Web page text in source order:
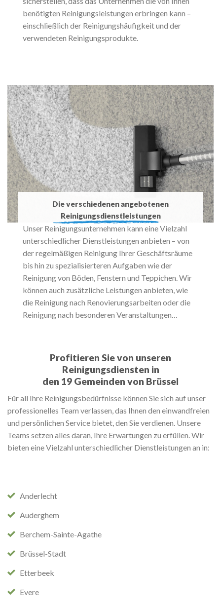
benötigten Reinigungsleistungen erbringen kann –
einschließlich der Reinigungshäufigkeit und der
verwendeten Reinigungsprodukte.
Die verschiedenen angebotenen
Reinigungsdienstleistungen
Unser Reinigungsunternehmen kann eine Vielzahl
unterschiedlicher Dienstleistungen anbieten – von
der regelmäßigen Reinigung Ihrer Geschäftsräume
bis hin zu spezialisierteren Aufgaben wie der
Reinigung von Böden, Fenstern und Teppichen. Wir
können auch zusätzliche Leistungen anbieten, wie
die Reinigung nach Renovierungsarbeiten oder die
Reinigung nach besonderen Veranstaltungen…
Profitieren Sie von unseren
Reinigungsdiensten in
den 19 Gemeinden von Brüssel
Für all Ihre Reinigungsbedürfnisse können Sie sich auf unser
professionelles Team verlassen, das Ihnen den einwandfreien
und persönlichen Service bietet, den Sie verdienen. Unsere
Teams setzen alles daran, Ihre Erwartungen zu erfüllen. Wir
bieten eine Vielzahl unterschiedlicher Dienstleistungen an in:
Anderlecht
Auderghem
Berchem-Sainte-Agathe
Brüssel-Stadt
Etterbeek
Evere